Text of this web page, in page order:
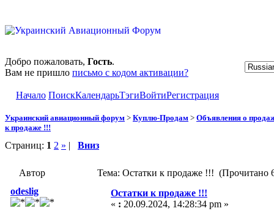
Добро пожаловать, Гость.
Вам не пришло письмо с кодом активации?
Начало ПоискКалендарьТэгиВойтиРегистрация
Украинский авиационный форум > Куплю-Продам > Объявления о
к продаже !!!
Страниц: 1 2 » | Вниз
Автор
Тема: Остатки к продаже !!! (Прочитано
odeslig
Остатки к продаже !!!
« : 20.09.2024, 14:28:34 pm »